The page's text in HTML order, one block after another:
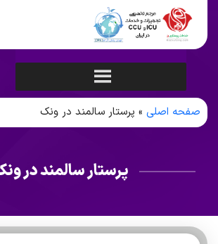
صفحه اصلی » پرستار سالمند در ونک
پرستار سالمند در